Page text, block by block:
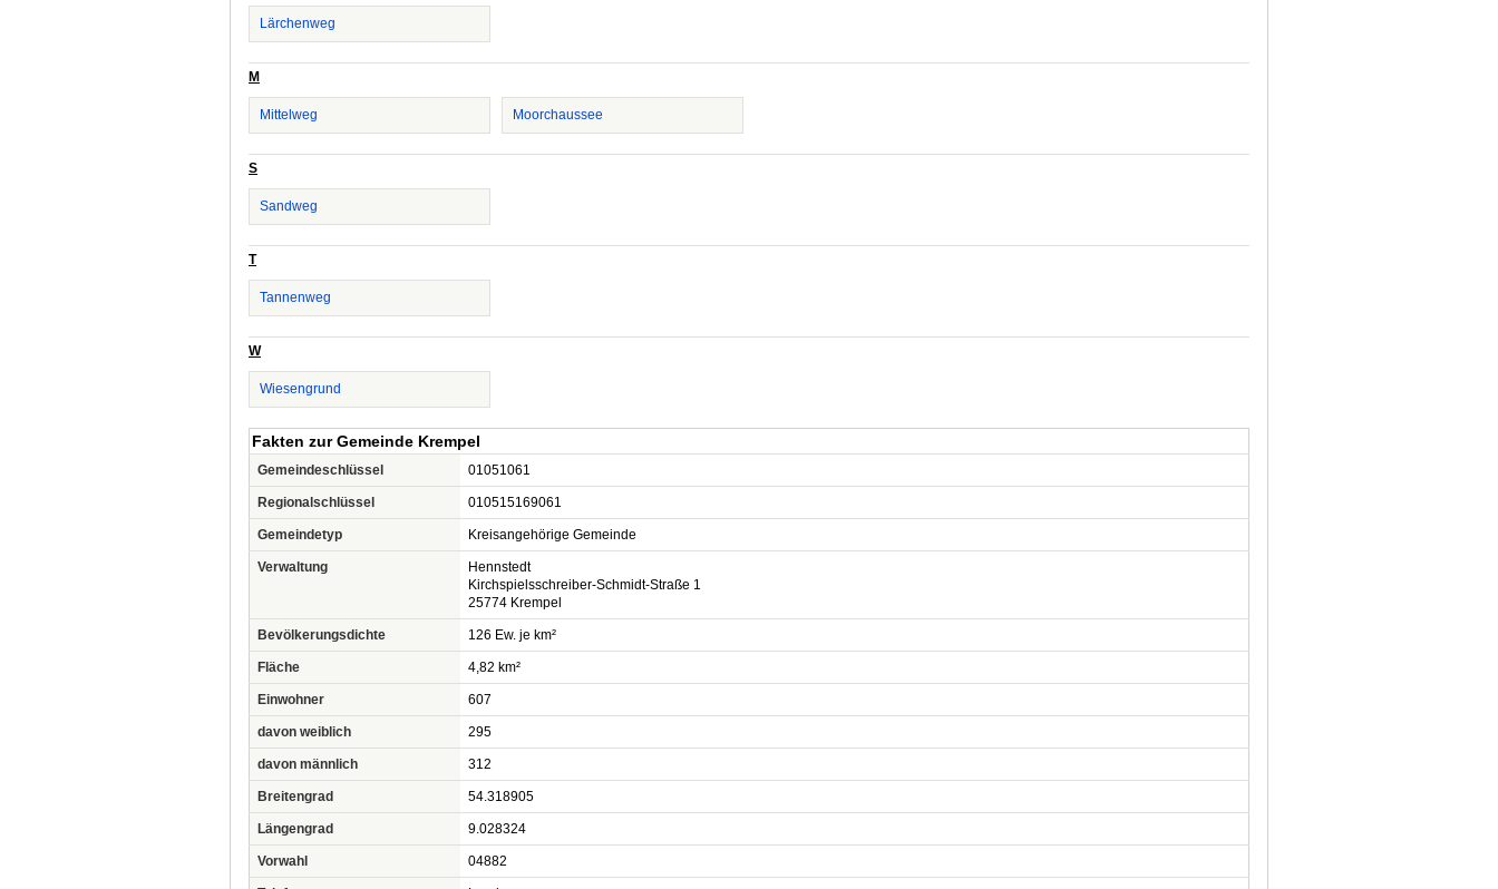
Lärchenweg
M
Mittelweg Moorchaussee
S
Sandweg
T
Tannenweg
W
Wiesengrund
Fakten zur Gemeinde Krempel
Gemeindeschlüssel 01051061
Regionalschlüssel 010515169061
Gemeindetyp Kreisangehörige Gemeinde
Verwaltung
Hennstedt
Kirchspielsschreiber-Schmidt-Straße 1
25774 Krempel
Bevölkerungsdichte 126 Ew. je km²
Fläche 4,82 km²
Einwohner 607
davon weiblich 295
davon männlich 312
Breitengrad 54.318905
Längengrad 9.028324
Vorwahl 04882